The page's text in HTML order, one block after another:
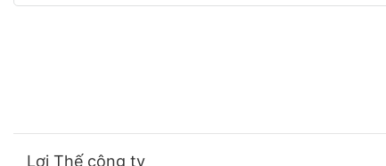
Lợi Thế công ty